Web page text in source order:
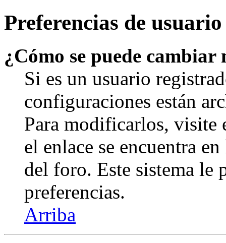
Preferencias de
¿Cómo se puede
Si es un usuario
configuraciones están
Para modificarlos, visite
el enlace se encuentra
del foro. Este sistema le
preferencias.
Arriba